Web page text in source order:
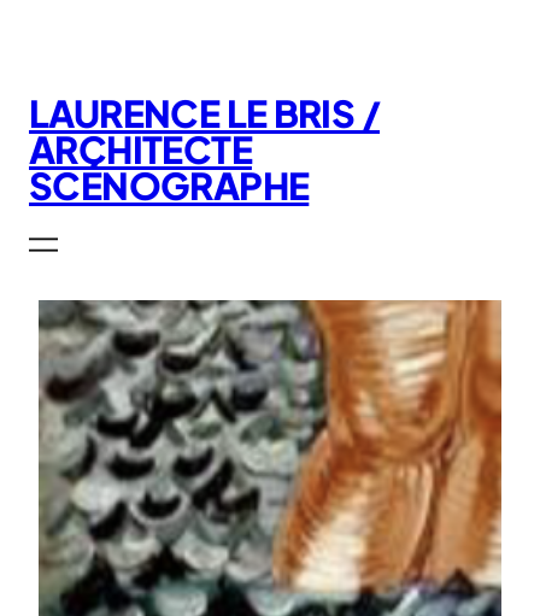
LAURENCE LE BRIS /
ARCHITECTE
SCÉNOGRAPHE